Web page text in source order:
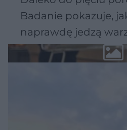
Badanie pokazuje,
naprawdę jedzą